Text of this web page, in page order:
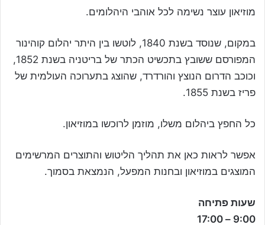
מוזיאון עוצר נשימה לכל אוהבי היהלומים.
במקום, שנוסד בשנת 1840, לוטשו בין היתר יהלום קוהינור
המפורסם ששובץ בתכשיט הכתר של בריטניה בשנת 1852,
וכוכב הדרום הנוצץ והורדרד, שהוצג בתערוכה העולמית של
פריז בשנת 1855.
כל החפץ ביהלום משלו, מוזמן לרוכשו במוזיאון.
אפשר לראות כאן את תהליך הליטוש והתוצרים המרשימים
המוצגים במוזיאון ובחנות המפעל, הנמצאת בסמוך.
שעות פתיחה
9:00 – 17:00